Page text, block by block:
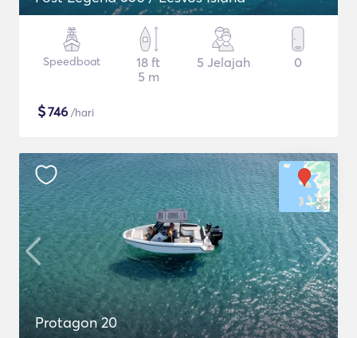
Speedboat
18 ft
5 m
5 Jelajah 0
$746 /hari
Protagon 20